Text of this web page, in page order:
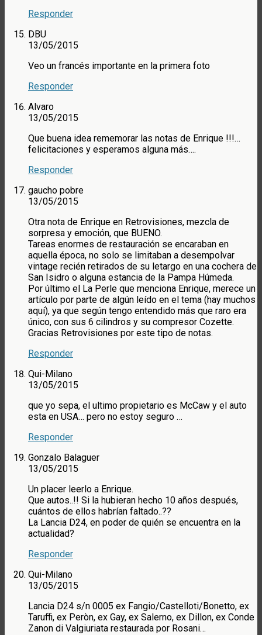
Responder
DBU
13/05/2015
Veo un francés importante en la primera foto
Responder
Alvaro
13/05/2015
Que buena idea rememorar las notas de Enrique !!!…
felicitaciones y esperamos alguna más….
Responder
gaucho pobre
13/05/2015
Otra nota de Enrique en Retrovisiones, mezcla de
sorpresa y emoción, que BUENO.
Tareas enormes de restauración se encaraban en
aquella época, no solo se limitaban a desempolvar
vintage recién retirados de su letargo en una cochera de
San Isidro o alguna estancia de la Pampa Húmeda.
Por último el La Perle que menciona Enrique, merece un
artículo por parte de algún leído en el tema (hay muchos
aquí), ya que según tengo entendido más que raro era
único, con sus 6 cilindros y su compresor Cozette.
Gracias Retrovisiones por este tipo de notas.
Responder
Qui-Milano
13/05/2015
que yo sepa, el ultimo propietario es McCaw y el auto
esta en USA… pero no estoy seguro …
Responder
Gonzalo Balaguer
13/05/2015
Un placer leerlo a Enrique.
Que autos..!! Si la hubieran hecho 10 años después,
cuántos de ellos habrían faltado..??
La Lancia D24, en poder de quién se encuentra en la
actualidad?
Responder
Qui-Milano
13/05/2015
Lancia D24 s/n 0005 ex Fangio/Castelloti/Bonetto, ex
Taruffi, ex Peròn, ex Gay, ex Salerno, ex Dillon, ex Conde
Zanon di Valgiuriata restaurada por Rosani…